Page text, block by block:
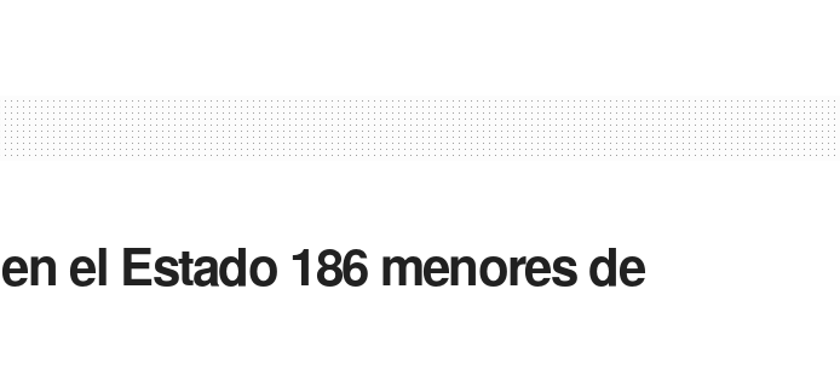
el Estado 186 menores de